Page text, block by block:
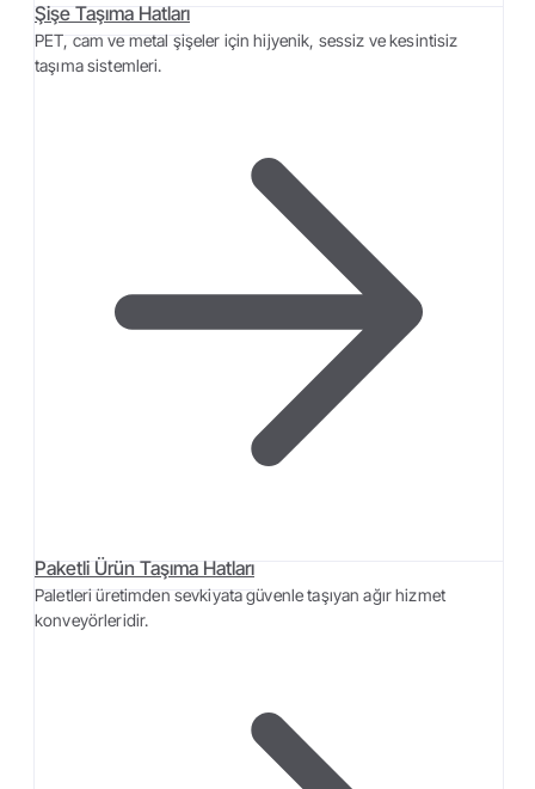
Şişe Taşıma Hatları
PET, cam ve metal şişeler için hijyenik, sessiz ve kesintisiz
taşıma sistemleri.
Paketli Ürün Taşıma Hatları
Paletleri üretimden sevkiyata güvenle taşıyan ağır hizmet
konveyörleridir.